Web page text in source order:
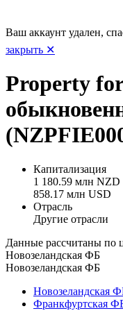
Ваш аккаунт удален,
закрыть ✕
Property
Капитализация
1 180.59 млн NZD
858.17 млн USD
Отрасль
Другие отрасли
Данные рассчитаны по
Новозеландская ФБ
Новозеландская ФБ
Новозеландская
Франкфуртская